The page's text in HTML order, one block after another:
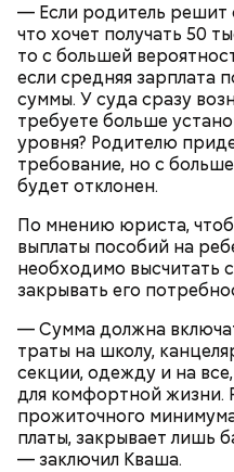
— Если родитель решит
что хочет получать 50
то с большей
если средняя зарплата
суммы. У суда сразу
требуете больше
уровня? Родителю
требование, но с
будет отклонен.
По мнению юриста,
выплаты пособий на
необходимо высчитать
закрывать его
— Сумма должна
траты на школу,
секции, одежду и на
для комфортной жизни.
прожиточного
платы, закрывает лишь
— заключил Кваша.
Оливковое масло —
Яблочный уксус — 2
Тархун — 1 веточка.
Чеснок — 2 зубчика.
Сахар — 1 ст. ложка.
Способ
должен получиться
сгусток цвета
Затем в тесто нужно
апельсина и,
цитрусовый сок.
В отдельной посуде
разрыхлителем, а
следует объединить
масляной основой.
После объединения и
этих ингредиентов,
изюм, цукаты,
взбить. Но не
кухонной лопаткой,
сухофрукты.